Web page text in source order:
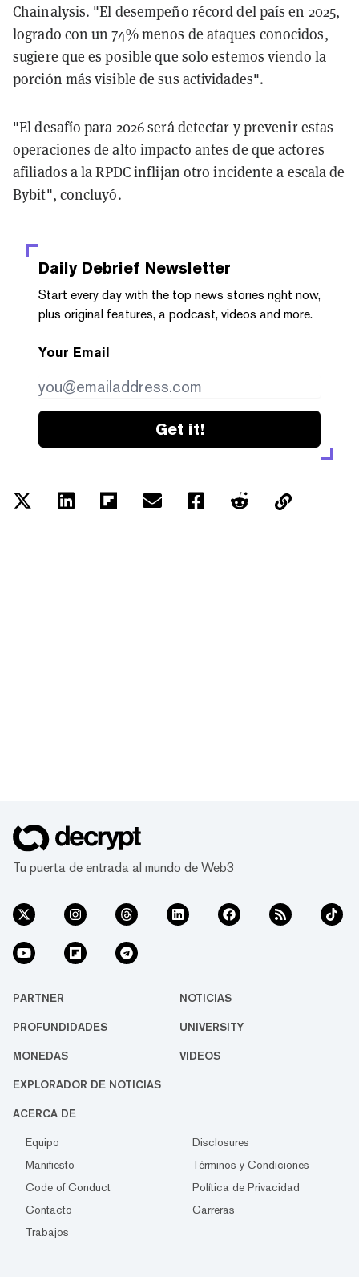
Chainalysis. "El desempeño récord del país en 2025,
logrado con un 74% menos de ataques conocidos,
sugiere que es posible que solo estemos viendo la
porción más visible de sus actividades".
"El desafío para 2026 será detectar y prevenir estas
operaciones de alto impacto antes de que actores
afiliados a la RPDC inflijan otro incidente a escala de
Bybit", concluyó.
Daily Debrief Newsletter
Start every day with the top news stories right now,
plus original features, a podcast, videos and more.
Your Email
Get it!
Tu puerta de entrada al mundo de Web3
PARTNER NOTICIAS
PROFUNDIDADES UNIVERSITY
MONEDAS VIDEOS
EXPLORADOR DE NOTICIAS
ACERCA DE
Equipo
Disclosures
Manifiesto
Términos y Condiciones
Code of Conduct
Política de Privacidad
Contacto
Carreras
Trabajos